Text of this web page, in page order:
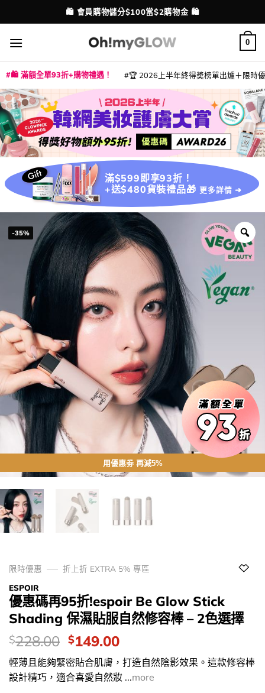
to
content
配送港澳
💳 支援消費券、FPS、八達通、PAYME、信用卡付款
0
🛍️ 滿額全單93折+購物禮遇！ 🏆 2026上半年終得奬榜單出爐＋限時
滿$599即享93折！
+送$480貨裝禮品🎁 更多詳情 ➜
-35%
用優惠劵 再減5%
限時優惠
折上折 EXTRA 5% 專區
ESPOIR
優惠碼再95折!espoir Be Glow Stick
Shading 保濕貼服自然修容棒 – 2色選擇
價
錢：
$228.00 Original
price
was:
$228.00.
$149.00Current
price
is:
$149.00.
輕薄且能夠緊密貼合肌膚，打造自然陰影效果。這款修容棒
設計精巧，適合喜愛自然妝 ...more